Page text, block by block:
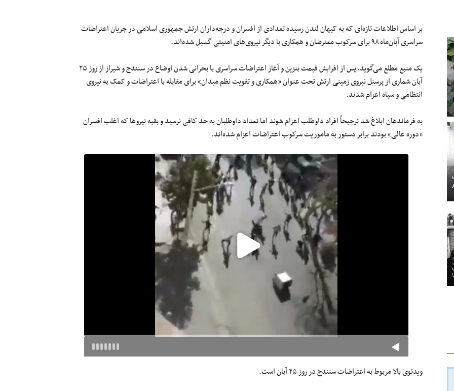
بر اساس اطلاعات تازه‌ای که به کیهان لندن رسیده تعدادی از افسران و درجه‌داران ارتش جمهوری اسلامی در جریان اعتراضات
سراسری آبان‌ماه ۹۸ برای سرکوب معترضان و همکاری با دیگر نیروی‌های امنیتی گسیل شده‌اند.
یک منبع مطلع می‌گوید، پس از افزایش قیمت بنزین و آغاز اعتراضات سراسری با بحرانی شدن اوضاع در سنندج و شیراز از روز ۲۵
آبان شماری از پرسنل نیروی زمینی ارتش تحت عنوان «همکاری و تقویت نظم میدان» برای مقابله با اعتراضات و کمک به نیروی
انتظامی و سپاه اعزام شدند.
به فرماندهان ابلاغ شد ترجیحاً افراد داوطلب اعزام شوند اما تعداد داوطلبان به حد کافی نرسید و بقیه نیروها که اغلب افسران
«دوره عالی» بودند برابر دستور به ماموریت سرکوب اعتراضات اعزام شده‌اند.
ویدئوی بالا مربوط به اعتراضات سنندج در روز ۲۵ آبان است.